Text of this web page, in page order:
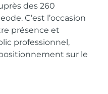
des 260
C’est l’occasion
présence et
professionnel,
sur le